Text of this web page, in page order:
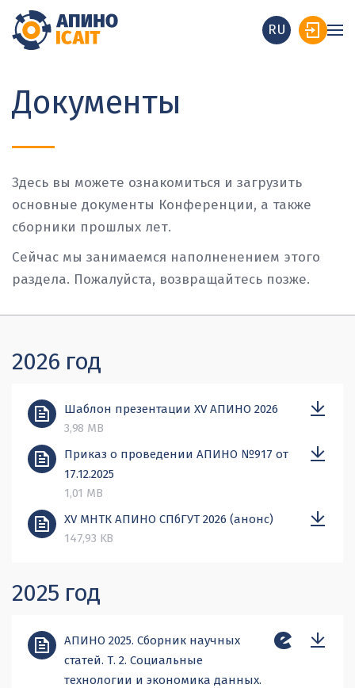
RU
Документы
Здесь вы можете ознакомиться и загрузить
основные документы Конференции, а также
сборники прошлых лет.
Сейчас мы занимаемся наполненением этого
раздела. Пожалуйста, возвращайтесь позже.
2026 год
Шаблон презентации XV АПИНО 2026
3,98 MB
Приказ о проведении АПИНО №917 от
17.12.2025
1,01 MB
XV МНТК АПИНО СПбГУТ 2026 (анонс)
147,93 KB
2025 год
АПИНО 2025. Сборник научных
статей. Т. 2. Социальные
технологии и экономика данных.